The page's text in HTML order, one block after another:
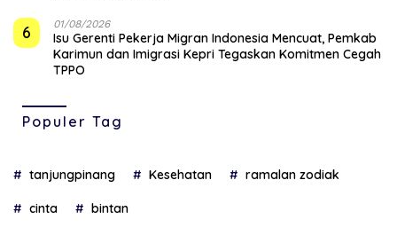
6 01/08/2026
Isu Gerenti Pekerja Migran Indonesia Mencuat, Pemkab
Karimun dan Imigrasi Kepri Tegaskan Komitmen Cegah
TPPO
Populer Tag
tanjungpinang Kesehatan ramalan zodiak
cinta bintan